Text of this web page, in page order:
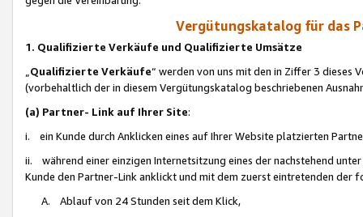
Vergütungskatalog für das
1. Qualifizierte Verkäufe und Qualifizierte Umsätze
Qualifizierte Verkäufe“ werden von uns mit den in Ziffer 3
(vorbehaltlich der in diesem Vergütungskatalog beschriebenen
(a) Partner- Link auf Ihrer Site:
i. ein Kunde durch Anklicken eines auf Ihrer Website platzierten
ii. während einer einzigen Internetsitzung eines der nachstehend
Kunde den Partner-Link anklickt und mit dem zuerst eintretenden der
A. Ablauf von 24 Stunden seit dem Klick,